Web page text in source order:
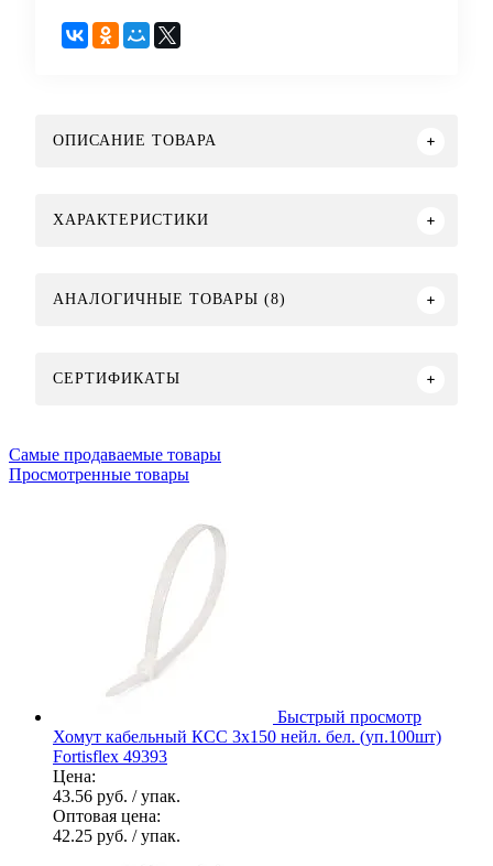
ОПИСАНИЕ ТОВАРА
ХАРАКТЕРИСТИКИ
АНАЛОГИЧНЫЕ ТОВАРЫ (8)
СЕРТИФИКАТЫ
Самые продаваемые товары
Просмотренные товары
Быстрый просмотр
Хомут кабельный КСС 3х150 нейл. бел. (уп.100шт)
Fortisflex 49393
Цена:
43.56 руб. / упак.
Оптовая цена:
42.25 руб. / упак.